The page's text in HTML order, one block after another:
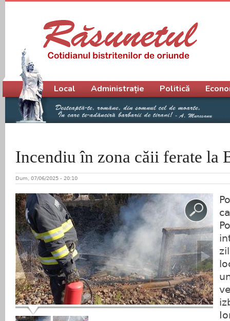
Incendiu în zona căii ferate la
Dum, 07/06/2025 - 20:10
Meniu principal
Local Administrație Politică